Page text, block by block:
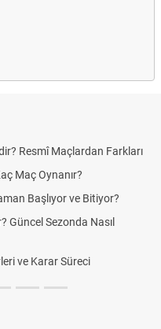
Resmî Maçlardan Farkları
Maç Oynanır?
Başlıyor ve Bitiyor?
Güncel Sezonda Nasıl
ve Karar Süreci